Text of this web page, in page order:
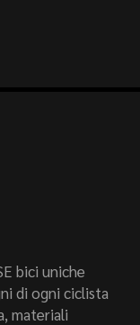
bici uniche
di ogni ciclista
materiali